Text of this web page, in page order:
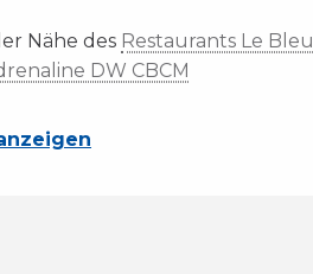
Nähe des Restaurants Le Bleu
DW CBCM